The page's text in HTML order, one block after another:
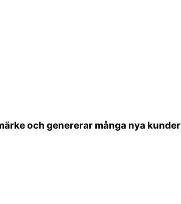
och genererar många nya kunder